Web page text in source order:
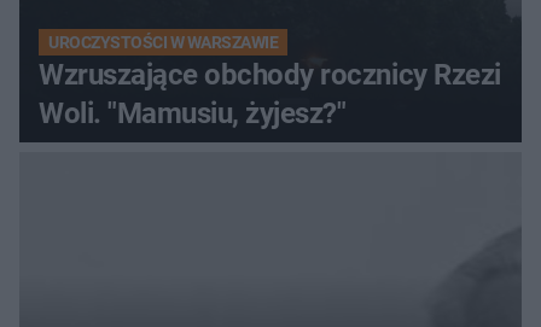
UROCZYSTOŚCI W WARSZAWIE
Wzruszające obchody rocznicy Rzezi
Woli. "Mamusiu, żyjesz?"